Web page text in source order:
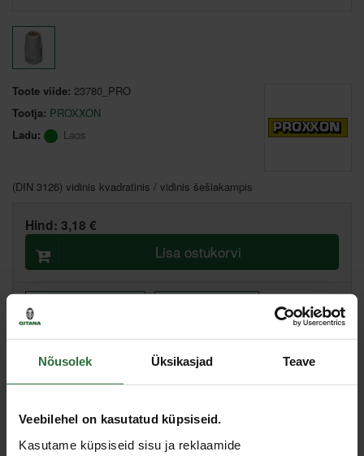
Nõusolek Üksikasjad Teave
Veebilehel on kasutatud küpsiseid.
Kasutame küpsiseid sisu ja reklaamide
Toote viide: 23780_PRO
Tootja: PROXXON
Ladu:
Laos
(DIN 3126) vidinis kvadratinis / vidinis šešiakampis
Hind: 3,18 €
Lisa ostukorvi
Põhiladu, (eeldatav tarne, 2-4 tööpäeva)
Muud laod, (eeldatav tarne, 3-6 tööpäeva)